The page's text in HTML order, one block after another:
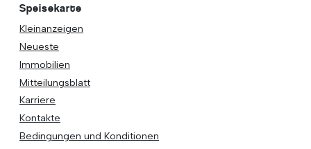
Speisekarte
Kleinanzeigen
Neueste
Immobilien
Mitteilungsblatt
Karriere
Kontakte
Bedingungen und Konditionen